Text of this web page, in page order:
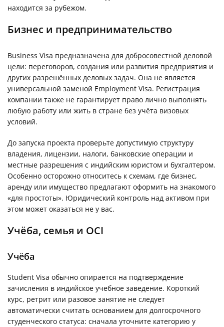
находится за рубежом.
Бизнес и предпринимательство
Business Visa предназначена для добросовестной деловой
цели: переговоров, создания или развития предприятия и
других разрешённых деловых задач. Она не является
универсальной заменой Employment Visa. Регистрация
компании также не гарантирует право лично выполнять
любую работу или жить в стране без учёта визовых
условий.
До запуска проекта проверьте допустимую структуру
владения, лицензии, налоги, банковские операции и
местные разрешения с индийским юристом и бухгалтером.
Особенно осторожно относитесь к схемам, где бизнес,
аренду или имущество предлагают оформить на знакомого
«для простоты». Юридический контроль над активом при
этом может оказаться не у вас.
Учёба, семья и OCI
Учёба
Student Visa обычно опирается на подтверждение
зачисления в индийское учебное заведение. Короткий
курс, ретрит или разовое занятие не следует
автоматически считать основанием для долгосрочного
студенческого статуса: сначала уточните категорию у